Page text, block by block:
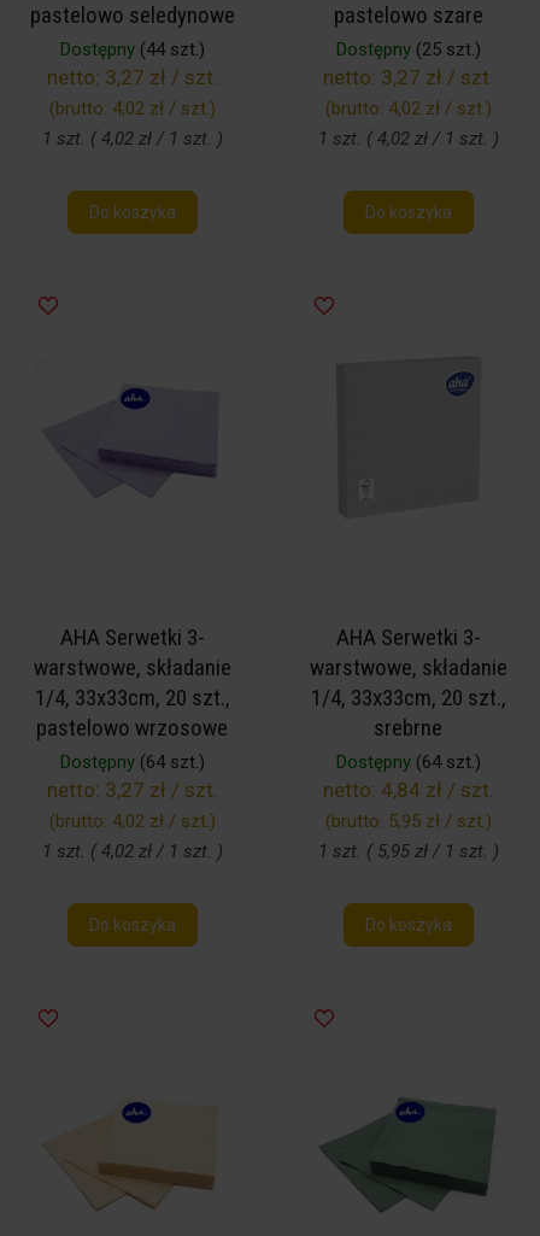
pastelowo seledynowe
Dostępny(44 szt.)
netto: 3,27 zł / szt.
(brutto: 4,02 zł / szt.)
1 szt. ( 4,02 zł / 1 szt. )
Do koszyka
pastelowo szare
Dostępny(25 szt.)
netto: 3,27 zł / szt.
(brutto: 4,02 zł / szt.)
1 szt. ( 4,02 zł / 1 szt. )
Do koszyka
AHA Serwetki 3-
warstwowe, składanie
1/4, 33x33cm, 20 szt.,
pastelowo wrzosowe
Dostępny(64 szt.)
netto: 3,27 zł / szt.
(brutto: 4,02 zł / szt.)
1 szt. ( 4,02 zł / 1 szt. )
Do koszyka
AHA Serwetki 3-
warstwowe, składanie
1/4, 33x33cm, 20 szt.,
srebrne
Dostępny(64 szt.)
netto: 4,84 zł / szt.
(brutto: 5,95 zł / szt.)
1 szt. ( 5,95 zł / 1 szt. )
Do koszyka